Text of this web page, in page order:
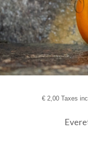
€2,00 Taxes